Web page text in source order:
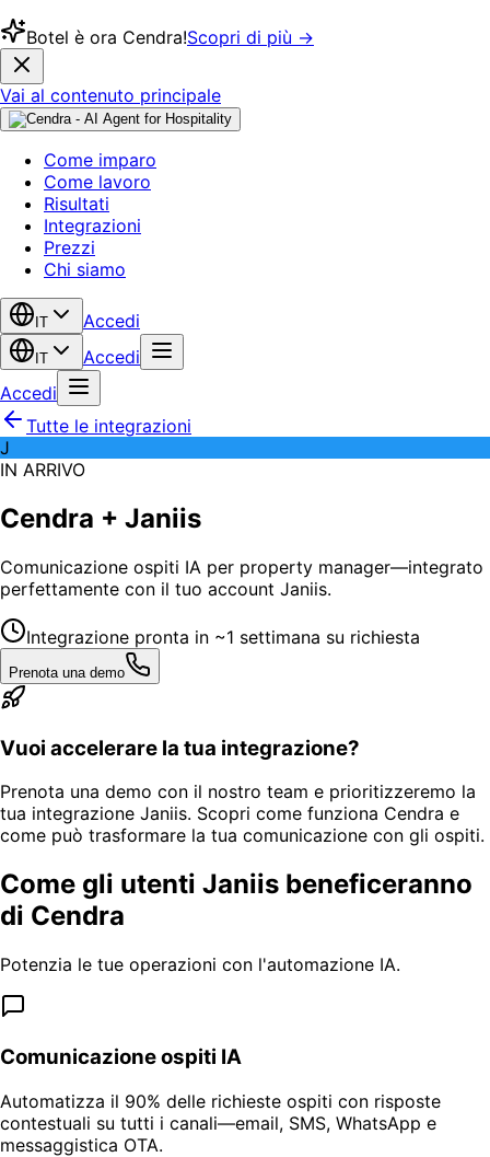
Botel è ora Cendra!Scopri di più →
Vai al contenuto principale
Come imparo
Come lavoro
Risultati
Integrazioni
Prezzi
Chi siamo
IT Accedi
IT
Accedi
Accedi
Tutte le integrazioni
J
IN ARRIVO
Cendra + Janiis
Comunicazione ospiti IA per property manager—integrato
perfettamente con il tuo account Janiis.
Integrazione pronta in ~1 settimana su richiesta
Prenota una demo
Vuoi accelerare la tua integrazione?
Prenota una demo con il nostro team e prioritizzeremo la
tua integrazione Janiis. Scopri come funziona Cendra e
come può trasformare la tua comunicazione con gli ospiti.
Come gli utenti Janiis beneficeranno
di Cendra
Potenzia le tue operazioni con l'automazione IA.
Comunicazione ospiti IA
Automatizza il 90% delle richieste ospiti con risposte
contestuali su tutti i canali—email, SMS, WhatsApp e
messaggistica OTA.